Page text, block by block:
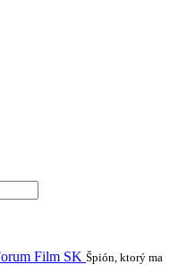
Špión, ktorý ma